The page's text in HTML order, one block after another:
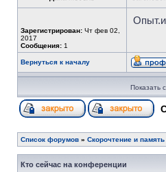
Зарегистрирован: Чт фев 02,
2017
Сообщения: 1
Вернуться к началу
Показать
Список форумов » Скорочтение и память
Кто сейчас на конференции